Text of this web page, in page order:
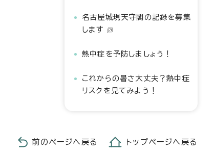
名古屋城現天守閣の記録を募集
します
熱中症を予防しましょう！
これからの暑さ大丈夫？熱中症
リスクを見てみよう！
前のページへ戻る トップページへ戻る